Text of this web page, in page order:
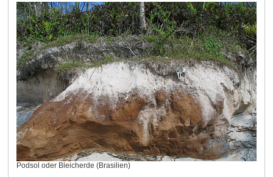
Podsol oder Bleicherde (Brasilien)